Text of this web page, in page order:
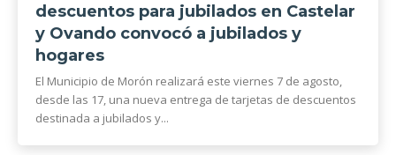
descuentos para jubilados en Castelar
y Ovando convocó a jubilados y
hogares
El Municipio de Morón realizará este viernes 7 de agosto,
desde las 17, una nueva entrega de tarjetas de descuentos
destinada a jubilados y...